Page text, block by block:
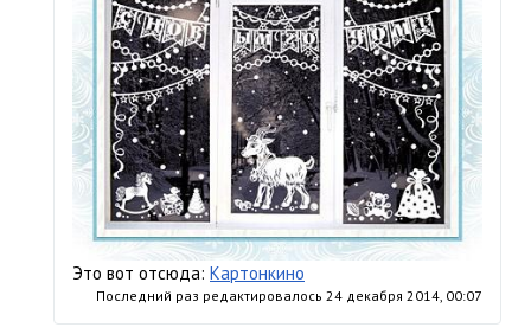
Это вот отсюда: Картонкино
Последний раз редактировалось 24 декабря 2014, 00:07